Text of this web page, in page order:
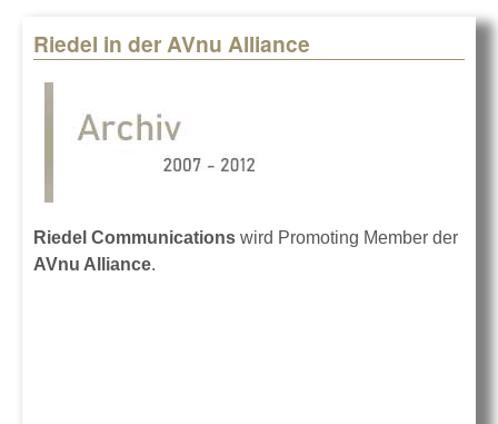
Riedel in der AVnu Alliance
Riedel Communications wird Promoting Member der
AVnu Alliance.
Pages